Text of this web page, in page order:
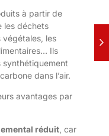
à partir de
les déchets
végétales, les
Ils
dans l’air.
avantages par
réduit , car